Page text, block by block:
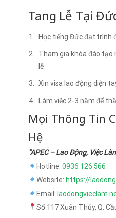
Tang Lễ Tại
Học tiếng Đức đạt trình
Tham gia khóa đào tạo
lễ
Xin visa lao động diện
Làm việc 2-3 năm để
Mọi Thông Tin
Hệ
“APEC – Lao Động, Việc
Hotline: 0936 126 566
Website: https://
Email:
Số 117 Xuân Thủy, Q.